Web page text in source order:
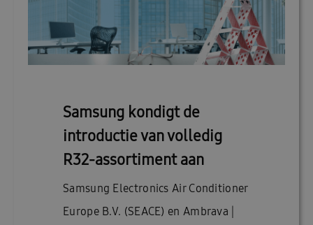
Samsung kondigt de
introductie van volledig
R32-assortiment aan
Samsung Electronics Air Conditioner
Europe B.V. (SEACE) en Ambrava |